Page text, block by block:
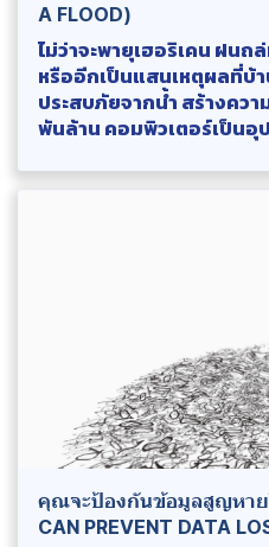
A FLOOD)
ไม่ว่าจะพายุเฮอริเคน ฝนถ
หรืออีกเป็นแสนเหตุผลที่บ้
ประสบภัยจากน้ำ สร้างคว
พันล้าน คอมพิวเตอร์เป็น
คุณจะป้องกันข้อมูลสูญหาย
CAN PREVENT DATA